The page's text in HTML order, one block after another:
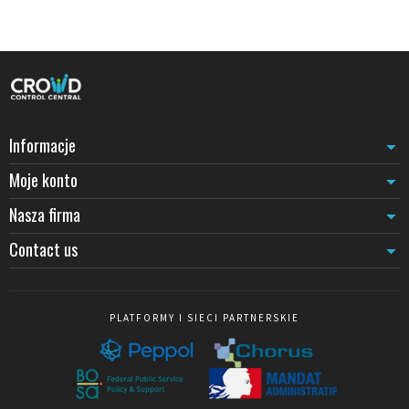
W środowiskach przemysłowych wrażliwych na wyładowania
elektrostatyczne,
stref o kontrolowanym dostępie. Te urządzenia antystatyczne są
niezbędne w pomieszczeniach czystych, warsztatach montażowych
i strefach przechowywania materiałów wrażliwych.
Zabezpieczanie przestrzeni komercyjnych i publicznych
W sklepach, supermarketach i centrach handlowych zabezpieczenie
strefy łączy ochronę z estetyką.
mosiężne lub kolorowe harmonijnie wpisują się w środowisko
komercyjne, zapewniając jednocześnie wyraźną funkcję
bezpieczeństwa.
Muzea, galerie i przestrzenie kulturowe wymagają urządzeń
dyskretnych, ale skutecznych.
Systemy oznakowania dla muzeów
Informacje
Moje konto
Nasza firma
Contact us
PLATFORMY I SIECI PARTNERSKIE